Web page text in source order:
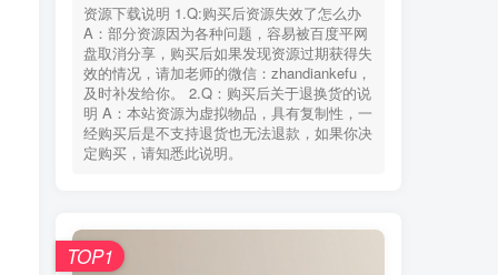
资源下载说明 1.Q:购买后资源失效了怎么办
A：部分资源因为各种问题，容易被百度平网
盘取消分享，购买后如果发现资源过期获得失
效的情况，请加老师的微信：zhandiankefu，
及时补发给你。 2.Q：购买后关于退换货的说
明 A：本站资源为虚拟物品，具有复制性，一
经购买后是不支持退货也无法退款，如果你决
定购买，请知悉此说明。
TOP1